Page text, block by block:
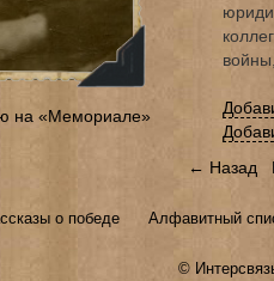
на «Мемориале»
← Назад
о победе Алфавитный
©